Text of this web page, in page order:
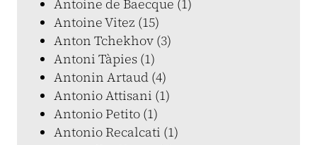
Antoine de Baecque (1)
Antoine Vitez (15)
Anton Tchekhov (3)
Antoni Tàpies (1)
Antonin Artaud (4)
Antonio Attisani (1)
Antonio Petito (1)
Antonio Recalcati (1)